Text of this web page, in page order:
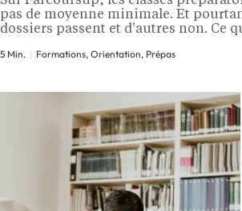
pas de moyenne minimale. Et
dossiers passent et d'autres non. Ce
d'appréciations et de progression que
5 Min. Formations, Orientation, Prépas